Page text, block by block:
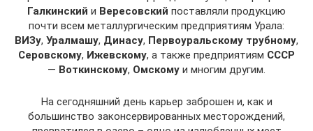
Галкинский и Вересовский поставляли продукцию
почти всем металлургическим предприятиям Урала:
ВИЗу, Уралмашу, Динасу, Первоуральскому трубному,
Серовскому, Ижевскому, а также предприятиям СССР
— Воткинскому, Омскому и многим другим.
На сегодняшний день карьер заброшен и, как и
большинство законсервированных месторождений,